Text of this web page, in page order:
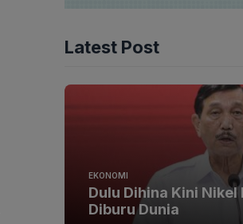
Latest Post
EKONOMI
Dulu Dihina Kini Nikel
Diburu Dunia